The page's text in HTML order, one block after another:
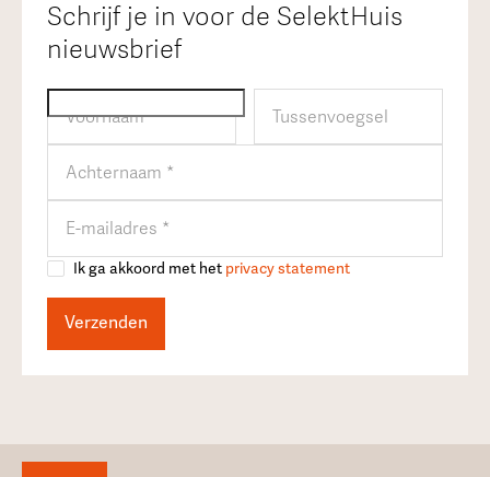
Schrijf je in voor de SelektHuis
nieuwsbrief
Ik ga akkoord met het privacy statement